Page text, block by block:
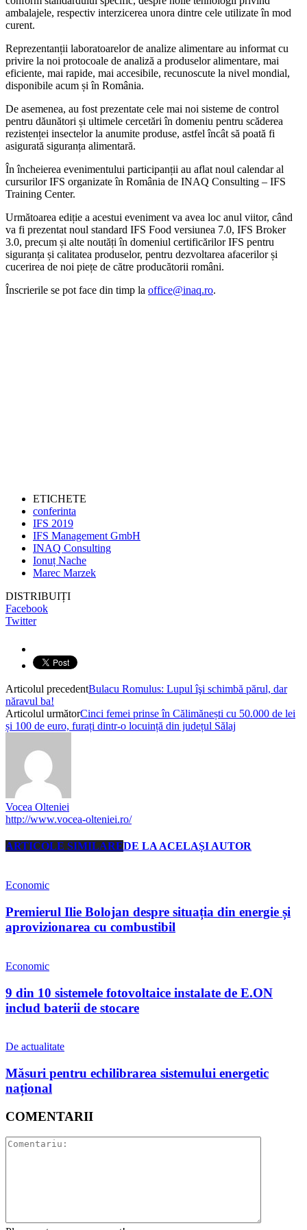
ambalajele, respectiv interzicerea unora dintre cele utilizate în mod
curent.
Reprezentanții laboratoarelor de analize alimentare au informat cu
privire la noi protocoale de analiză a produselor alimentare, mai
eficiente, mai rapide, mai accesibile, recunoscute la nivel mondial,
disponibile acum și în România.
De asemenea, au fost prezentate cele mai noi sisteme de control
pentru dăunători și ultimele cercetări în domeniu pentru scăderea
rezistenței insectelor la anumite produse, astfel încât să poată fi
asigurată siguranța alimentară.
În încheierea evenimentului participanții au aflat noul calendar al
cursurilor IFS organizate în România de INAQ Consulting – IFS
Training Center.
Următoarea ediție a acestui eveniment va avea loc anul viitor, când
va fi prezentat noul standard IFS Food versiunea 7.0, IFS Broker
3.0, precum și alte noutăți în domeniul certificărilor IFS pentru
siguranța și calitatea produselor, pentru dezvoltarea afacerilor și
cucerirea de noi piețe de către producătorii români.
Înscrierile se pot face din timp la office@inaq.ro.
ETICHETE
conferinta
IFS 2019
IFS Management GmbH
INAQ Consulting
Ionuț Nache
Marec Marzek
DISTRIBUIȚI
Facebook
Twitter
Articolul precedentBulacu Romulus: Lupul îşi schimbă părul, dar
năravul ba!
Articolul următorCinci femei prinse în Călimănești cu 50.000 de lei
și 100 de euro, furați dintr-o locuință din județul Sălaj
Vocea Olteniei
http://www.vocea-olteniei.ro/
ARTICOLE SIMILAREDE LA ACELAȘI AUTOR
Economic
Premierul Ilie Bolojan despre situația din energie și
aprovizionarea cu combustibil
Economic
9 din 10 sistemele fotovoltaice instalate de E.ON
includ baterii de stocare
De actualitate
Măsuri pentru echilibrarea sistemului energetic
național
COMENTARII